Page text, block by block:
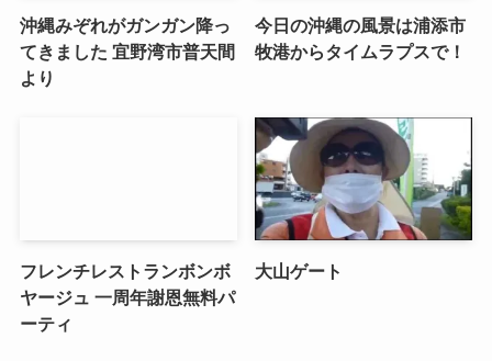
沖縄みぞれがガンガン降っ
てきました 宜野湾市普天間
より
今日の沖縄の風景は浦添市
牧港からタイムラプスで！
フレンチレストランボンボ
ヤージュ 一周年謝恩無料パ
ーティ
大山ゲート